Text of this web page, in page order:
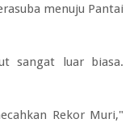
menuju Pantai
sangat luar biasa.
Rekor Muri,"